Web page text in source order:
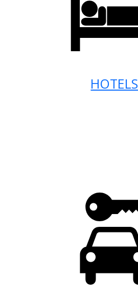
HOTELS